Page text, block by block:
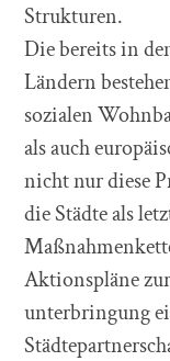
Strukturen.
Die bereits in
Ländern
sozialen
als auch
nicht nur diese
die Städte als
Aktionspläne
unterbringung